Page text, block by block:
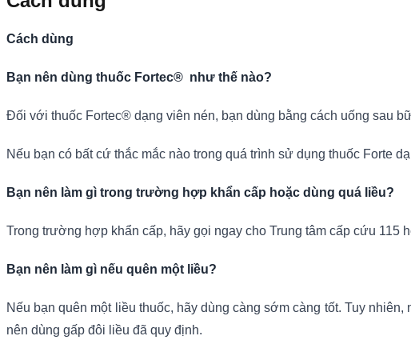
Cách dùng
Bạn nên dùng thuốc Fortec® như thế nào?
Đối với thuốc Fortec® dạng viên nén, bạn dùng bằng cách uống sau
Nếu bạn có bất cứ thắc mắc nào trong quá trình sử dụng thuốc Forte
Bạn nên làm gì trong trường hợp khẩn cấp hoặc dùng quá liều?
Trong trường hợp khẩn cấp, hãy gọi ngay cho Trung tâm cấp cứu 115
Bạn nên làm gì nếu quên một liều?
Nếu bạn quên một liều thuốc, hãy dùng càng sớm càng tốt. Tuy
nên dùng gấp đôi liều đã quy định.